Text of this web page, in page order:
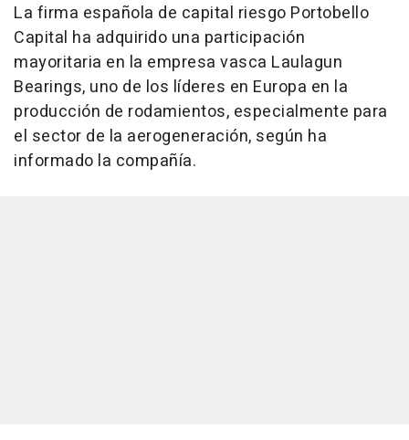
La firma española de capital riesgo Portobello
Capital ha adquirido una participación
mayoritaria en la empresa vasca Laulagun
Bearings, uno de los líderes en Europa en la
producción de rodamientos, especialmente para
el sector de la aerogeneración, según ha
informado la compañía.